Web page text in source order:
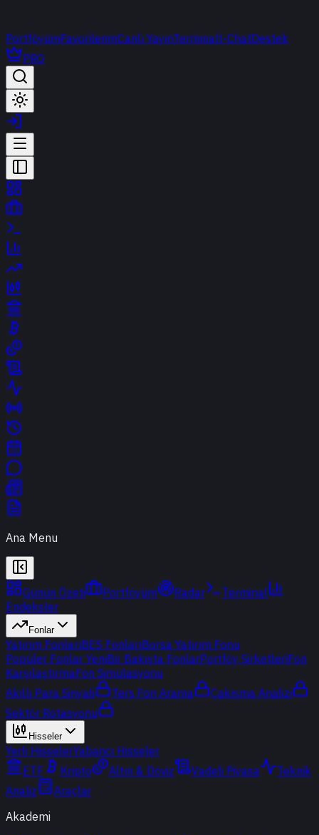
PortföyümFavorilerimCanlı YayınTerminalt-ChatDestek
PRO
Ana Menu
Günün Özeti Portföyüm Radar
Terminal
Endeksler
Fonlar
Yatırım FonlarıBES FonlarıBorsa Yatırım Fonu
Popüler Fonlar YeniBir Bakışta FonlarPortföy ŞirketleriFon
KarşılaştırmaFon Simülasyonu
Akıllı Para Sinyali
Ters Fon Arama
Çakışma Analizi
Sektör Rotasyonu
Hisseler
Yerli HisselerYabancı Hisseler
ETF
Kripto Altın & Döviz Vadeli Piyasa
Teknik
Analiz
Araçlar
Akademi